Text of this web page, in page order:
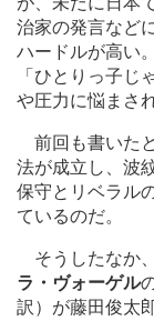
治家の発言など
ハードルが高い
「ひとりっ子じ
や圧力に悩まさ
前回も書いた
法が成立し、波
保守とリベラル
ているのだ。
そうしたなか
ラ・ヴォーゲル
訳）が藤田俊太